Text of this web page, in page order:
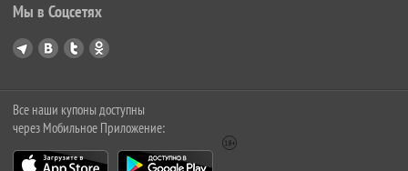
Мы в Соцсетях
Все наши купоны доступны
через Мобильное Приложение: